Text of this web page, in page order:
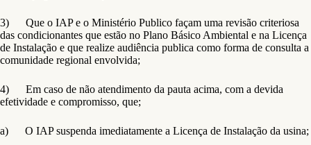
3) Que o IAP e o Ministério Publico façam uma revisão criteriosa
das condicionantes que estão no Plano Básico Ambiental e na Licença
de Instalação e que realize audiência publica como forma de consulta a
comunidade regional envolvida;
4) Em caso de não atendimento da pauta acima, com a devida
efetividade e compromisso, que;
a) O IAP suspenda imediatamente a Licença de Instalação da usina;